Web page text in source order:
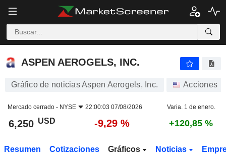
ASPEN AEROGELS, INC.
ASPEN AEROGELS, INC.
Gráfico de noticias Aspen Aerogels, Inc. Acciones
Mercado cerrado - NYSE 22:00:03 07/08/2026 Varia. 1 de enero.
6,250 USD -9,29 % +120,85 %
Resumen Cotizaciones Gráficos Noticias